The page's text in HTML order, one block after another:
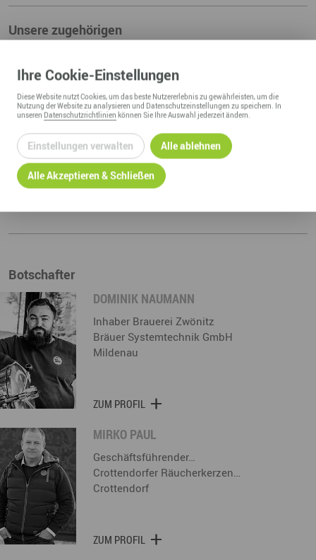
Unsere zugehörigen
Botschaftermarketing
Kompetenzfelder:
Regionalmarketing & -entwicklung
Fachbereiche:
Regionalmanagement Erzgebirge
Botschafter
DOMINIK NAUMANN
Inhaber Brauerei Zwönitz
Bräuer Systemtechnik GmbH
Mildenau
ZUM PROFIL
MIRKO PAUL
Geschäftsführender…
Crottendorfer Räucherkerzen…
Crottendorf
ZUM PROFIL
Ihre Cookie-Einstellungen
DieseWebsitenutzt Cookies, um das beste Nutzererlebnis zu gewährleisten, um die
Nutzung derWebsitezu analysieren und Datenschutzeinstellungen zu speichern. In
unseren Datenschutzrichtlinien können Sie Ihre Auswahl jederzeit ändern.
Einstellungen verwalten Alle ablehnen
Alle Akzeptieren & Schließen